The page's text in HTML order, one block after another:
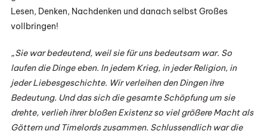
Lesen, Denken, Nachdenken und danach selbst Großes
vollbringen!
„Sie war bedeutend, weil sie für uns bedeutsam war. So
laufen die Dinge eben. In jedem Krieg, in jeder Religion, in
jeder Liebesgeschichte. Wir verleihen den Dingen ihre
Bedeutung. Und das sich die gesamte Schöpfung um sie
drehte, verlieh ihrer bloßen Existenz so viel größere Macht als
Göttern und Timelords zusammen. Schlussendlich war die